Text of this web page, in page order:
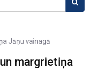
margrietiņa